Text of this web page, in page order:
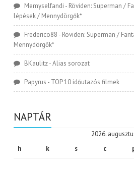
Memyselfandi - Röviden: Superman /
lépések / Mennydörgők*
Frederico88 - Röviden: Superman /
Mennydörgők*
BKaulitz-Alias sorozat
Papyrus - TOP 10 időutazós filmek
NAPTÁR
2026.
h
k s c